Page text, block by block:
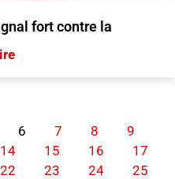
fort contre la
6 7 8
9
14 15 16
17
22 23 24
25